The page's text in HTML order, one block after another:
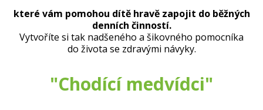
které vám pomohou dítě hravě zapojit do běžných
denních činností.
Vytvoříte si tak nadšeného a šikovného pomocníka
do života se zdravými návyky.
"Chodící medvídci"